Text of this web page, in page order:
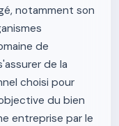
notamment son
de
de la
choisi pour
du bien
entreprise par le